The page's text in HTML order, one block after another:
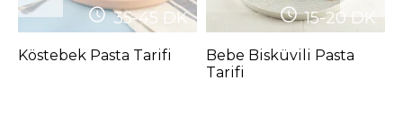
35-45 DK
Köstebek Pasta Tarifi
15-20 DK
Bebe Bisküvili Pasta
Tarifi